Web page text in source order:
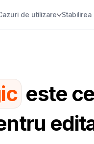
de utilizare
este